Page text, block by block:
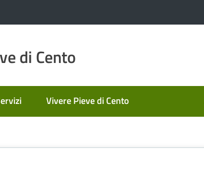
di Cento
Vivere Pieve di Cento